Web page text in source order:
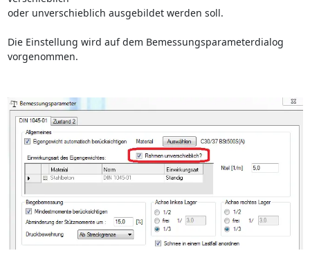
oder unverschieblich ausgebildet werden soll.
Die Einstellung wird auf dem Bemessungsparameterdialog
vorgenommen.